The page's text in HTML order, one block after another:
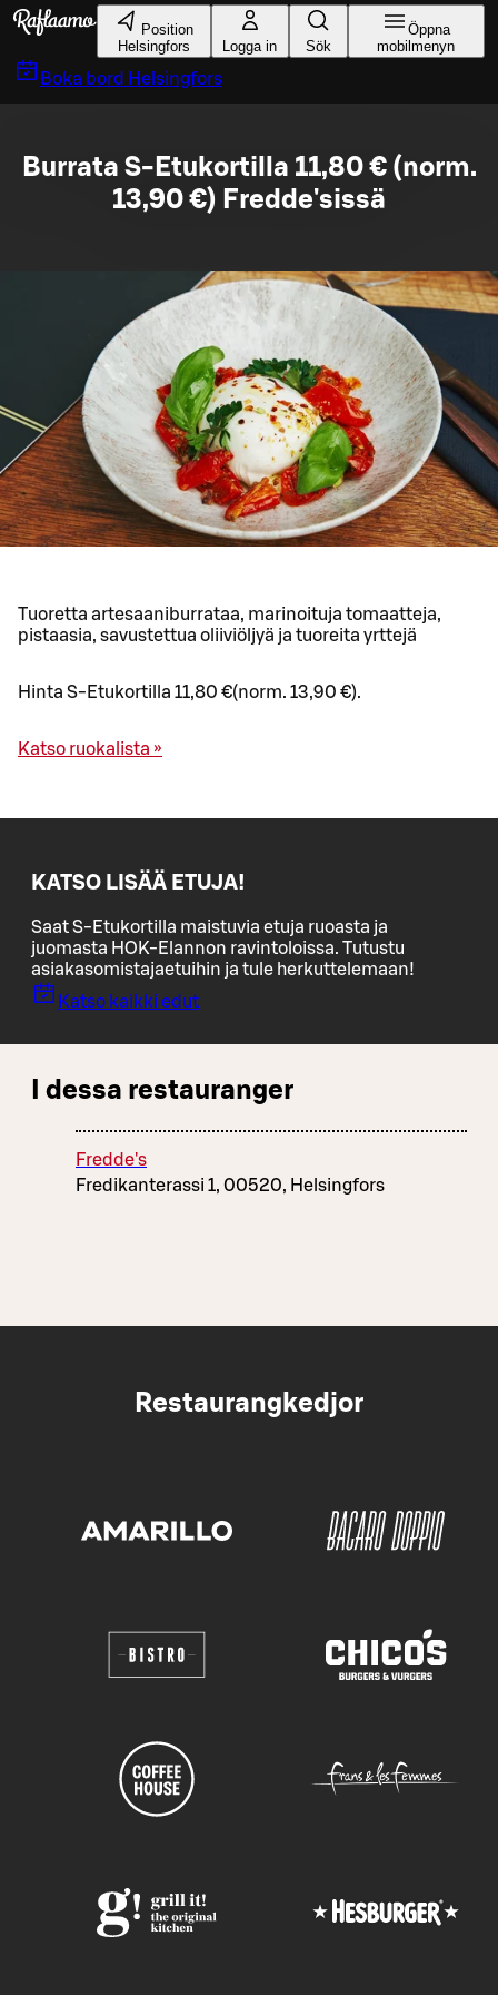
Gå till huvudinnehållet
Position
Helsingfors
Logga in Sök
Öppna
mobilmenyn
Boka bord Helsingfors
Burrata S-Etukortilla 11,80 € (norm.
13,90 €) Fredde'sissä
Tuoretta artesaaniburrataa, marinoituja tomaatteja,
pistaasia, savustettua oliiviöljyä ja tuoreita yrttejä
Hinta S-Etukortilla 11,80 €(norm. 13,90 €).
Katso ruokalista »
KATSO LISÄÄ ETUJA!
Saat S-Etukortilla maistuvia etuja ruoasta ja
juomasta HOK-Elannon ravintoloissa. Tutustu
asiakasomistajaetuihin ja tule herkuttelemaan!
Katso kaikki edut
I dessa restauranger
Fredde's
Fredikanterassi 1, 00520, Helsingfors
Restaurangkedjor